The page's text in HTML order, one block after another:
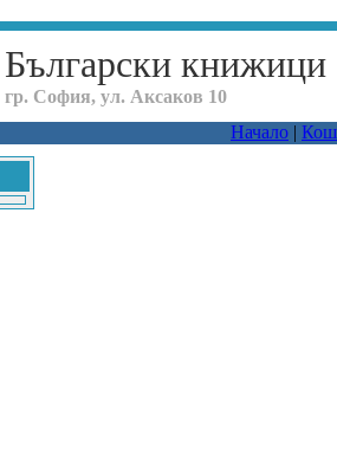
Български книжици
гр. София, ул. Аксаков 10
Начало |